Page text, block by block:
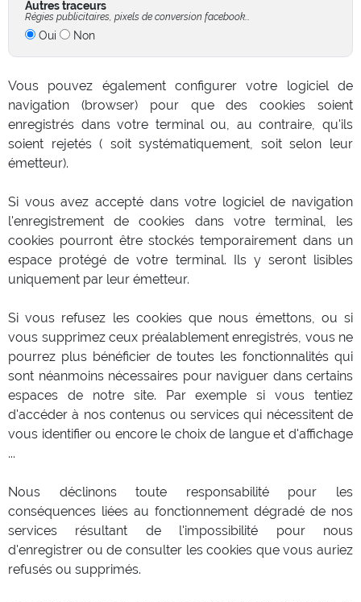
Autres traceurs
Régies publicitaires, pixels de conversion facebook...
Oui Non
Vous pouvez également configurer votre logiciel de
navigation (browser) pour que des cookies soient
enregistrés dans votre terminal ou, au contraire, qu'ils
soient rejetés ( soit systématiquement, soit selon leur
émetteur).
Si vous avez accepté dans votre logiciel de navigation
l'enregistrement de cookies dans votre terminal, les
cookies pourront être stockés temporairement dans un
espace protégé de votre terminal. Ils y seront lisibles
uniquement par leur émetteur.
Si vous refusez les cookies que nous émettons, ou si
vous supprimez ceux préalablement enregistrés, vous ne
pourrez plus bénéficier de toutes les fonctionnalités qui
sont néanmoins nécessaires pour naviguer dans certains
espaces de notre site. Par exemple si vous tentiez
d'accéder à nos contenus ou services qui nécessitent de
vous identifier ou encore le choix de langue et d'affichage
...
Nous déclinons toute responsabilité pour les
conséquences liées au fonctionnement dégradé de nos
services résultant de l'impossibilité pour nous
d'enregistrer ou de consulter les cookies que vous auriez
refusés ou supprimés.